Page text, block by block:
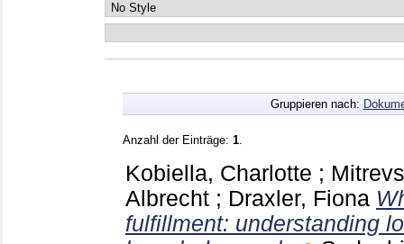
Gruppieren nach:
Anzahl der Einträge: 1
Kobiella, Charlotte ;
Albrecht ; Draxler, Fiona
fulfillment: understanding